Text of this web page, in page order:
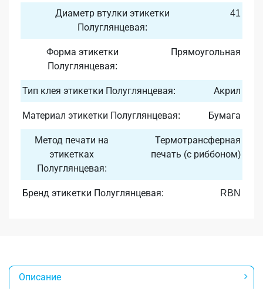
Диаметр втулки этикетки
Полуглянцевая:
41
Форма этикетки
Полуглянцевая:
Прямоугольная
Тип клея этикетки Полуглянцевая: Акрил
Материал этикетки Полуглянцевая: Бумага
Метод печати на
этикетках
Полуглянцевая:
Термотрансферная
печать (с риббоном)
Бренд этикетки Полуглянцевая: RBN
Описание